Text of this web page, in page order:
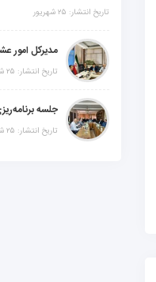
تاریخ انتشار: ۲۵ شهریور
تاریخ انتشار: ۲۵ شهریور
تاریخ انتشار: ۲۵ شهریور